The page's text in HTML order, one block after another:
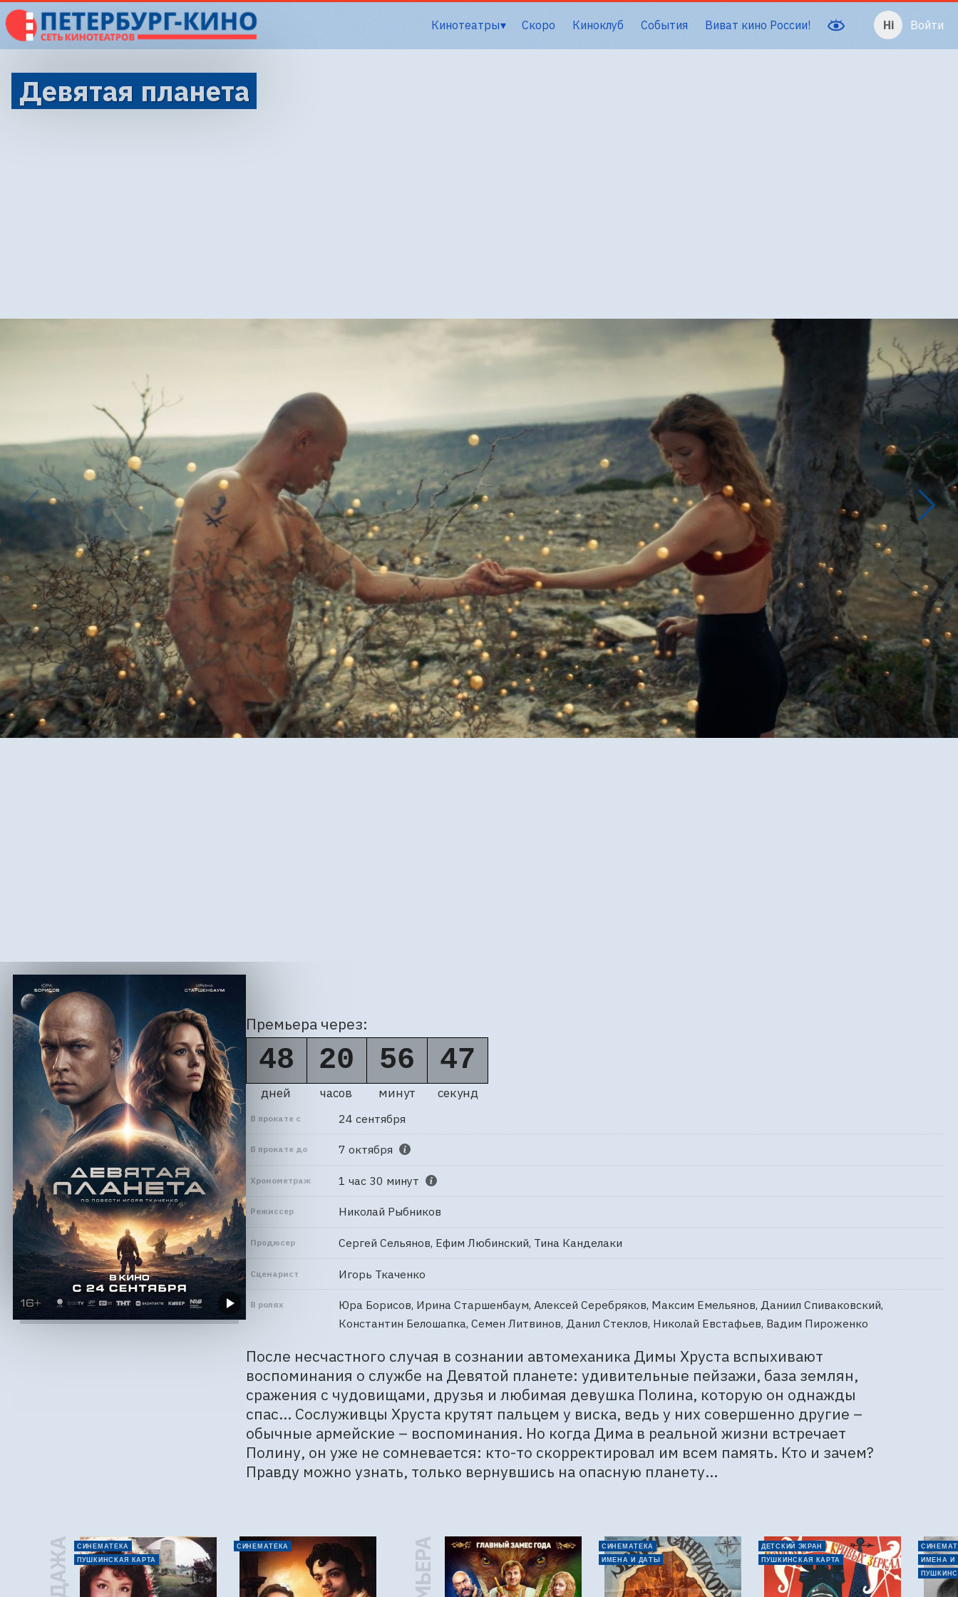
Кинотеатры Скоро Киноклуб События Виват кино России! Войти
Девятая планета
Премьера через:
48
дней
20
часов
56
минут
46
секунд
В прокате с 24 сентября
В прокате до 7 октября
Хронометраж 1 час 30 минут
Режиссер Николай Рыбников
Продюсер Сергей Сельянов, Ефим Любинский, Тина Канделаки
Сценарист Игорь Ткаченко
В ролях
Юра Борисов, Ирина Старшенбаум, Алексей Серебряков, Максим Емельянов, Даниил Спиваковский,
Константин Белошапка, Семен Литвинов, Данил Стеклов, Николай Евстафьев, Вадим Пироженко
После несчастного случая в сознании автомеханика Димы Хруста вспыхивают
воспоминания о службе на Девятой планете: удивительные пейзажи, база землян,
сражения с чудовищами, друзья и любимая девушка Полина, которую он однажды
спас... Сослуживцы Хруста крутят пальцем у виска, ведь у них совершенно другие –
обычные армейские – воспоминания. Но когда Дима в реальной жизни встречает
Полину, он уже не сомневается: кто-то скорректировал им всем память. Кто и зачем?
Правду можно узнать, только вернувшись на опасную планету...
СИНЕМАТЕКА
ПУШКИНСКАЯ КАРТА
СИНЕМАТЕКА
СИНЕМАТЕКА
ИМЕНА И ДАТЫ
ДЕТСКИЙ ЭКРАН
ПУШКИНСКАЯ КАРТА
ИМЕНА И